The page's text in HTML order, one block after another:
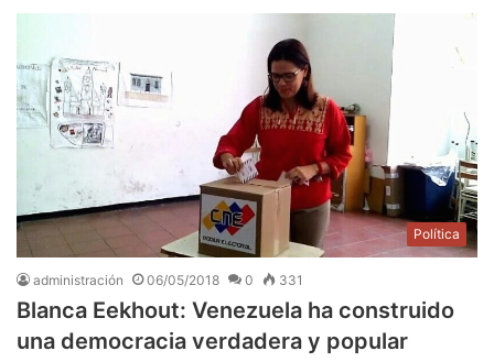
Política
administración 06/05/2018 0 331
Blanca Eekhout: Venezuela ha construido
una democracia verdadera y popular